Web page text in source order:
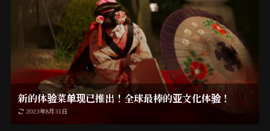
新的体验菜单现已推出！全球最棒的亚文化体验！
2023年8月31日